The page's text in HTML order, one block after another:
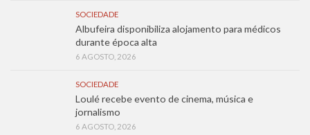
SOCIEDADE
Albufeira disponibiliza alojamento para médicos
durante época alta
6 AGOSTO, 2026
SOCIEDADE
Loulé recebe evento de cinema, música e
jornalismo
6 AGOSTO, 2026